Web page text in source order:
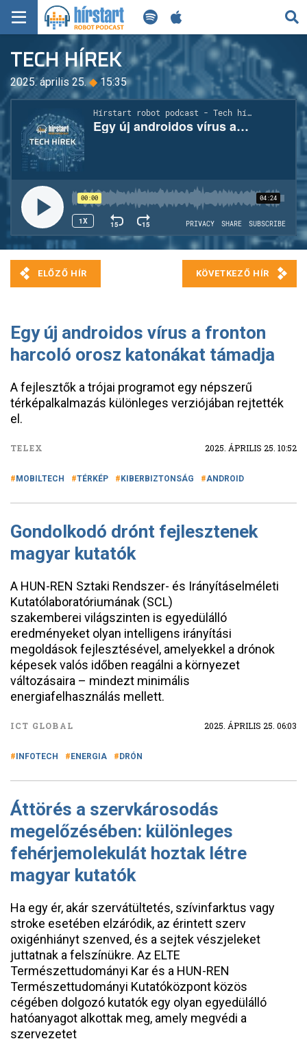
KERESÉS
KEZDŐLAP
FRISS HÍREK
TECH HÍREK
FILM-ZENE-SZÓRAKOZÁS
PLAYLIST
MI AZ A ROBOT PODCAST?
TECH HÍREK
2025. április 25.◆15:35
Egy új androidos vírus a fronton
harcoló orosz katonákat támadja
A fejlesztők a trójai programot egy népszerű
térképalkalmazás különleges verziójában rejtették
el.
TELEX 2025. ÁPRILIS 25. 10:52
MOBILTECH TÉRKÉP KIBERBIZTONSÁG ANDROID
Gondolkodó drónt fejlesztenek
magyar kutatók
A HUN-REN Sztaki Rendszer- és Irányításelméleti
Kutatólaboratóriumának (SCL)
szakemberei világszinten is egyedülálló
eredményeket olyan intelligens irányítási
megoldások fejlesztésével, amelyekkel a drónok
képesek valós időben reagálni a környezet
változásaira – mindezt minimális
energiafelhasználás mellett.
ICT GLOBAL 2025. ÁPRILIS 25. 06:03
INFOTECH ENERGIA DRÓN
Áttörés a szervkárosodás
megelőzésében: különleges
fehérjemolekulát hoztak létre
magyar kutatók
Ha egy ér, akár szervátültetés, szívinfarktus vagy
stroke esetében elzáródik, az érintett szerv
oxigénhiányt szenved, és a sejtek vészjeleket
juttatnak a felszínükre. Az ELTE
Természettudományi Kar és a HUN-REN
Természettudományi Kutatóközpont közös
cégében dolgozó kutatók egy olyan egyedülálló
hatóanyagot alkottak meg, amely megvédi a
szervezetet